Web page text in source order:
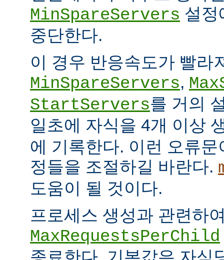
MinSpareServers 설정
중단한다.
이 경우 반응속도가 빨라
MinSpareServers,
StartServers를 거의
일초에 자식을 4개 이상
에 기록한다. 이런 오류
정들을 조절하길 바란다.
도움이 될 것이다.
프로세스 생성과 관련하
MaxRequestsPerChild